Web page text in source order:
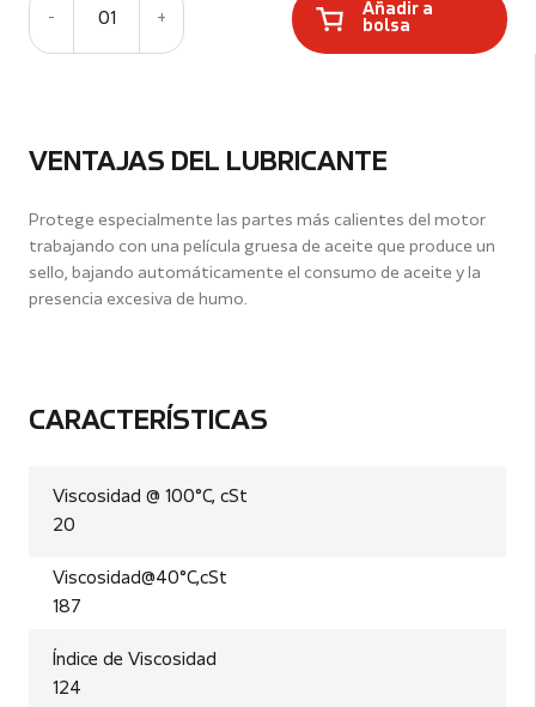
VENTAJAS DEL LUBRICANTE
Protege especialmente las partes más calientes del motor
trabajando con una película gruesa de aceite que produce un
sello, bajando automáticamente el consumo de aceite y la
presencia excesiva de humo.
CARACTERÍSTICAS
Viscosidad @ 100°C, cSt
20
Viscosidad@40°C,cSt
187
Índice de Viscosidad
124
- 01 +
Añadir a
bolsa